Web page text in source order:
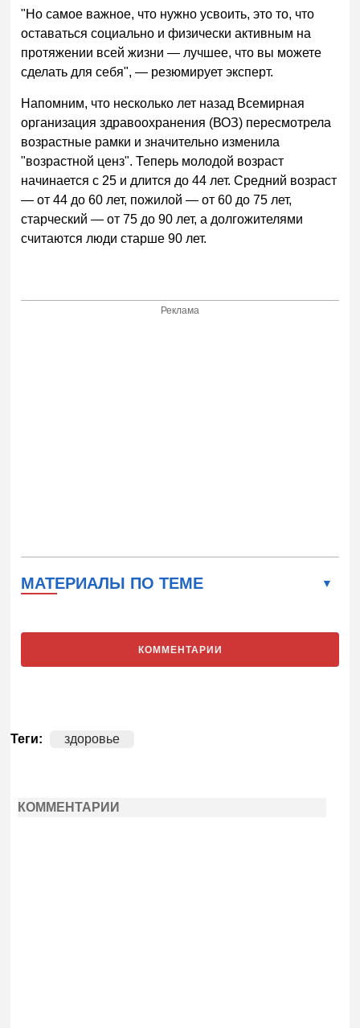
"Но самое важное, что нужно усвоить, это то, что
оставаться социально и физически активным на
протяжении всей жизни — лучшее, что вы можете
сделать для себя",— резюмирует эксперт.
Напомним, что несколько лет назад Всемирная
организация здравоохранения (ВОЗ) пересмотрела
возрастные рамки и значительно изменила
"возрастной ценз". Теперь молодой возраст
начинается с 25 и длится до 44 лет. Средний возраст
— от 44 до 60 лет, пожилой— от 60 до 75 лет,
старческий— от 75 до 90 лет, а долгожителями
считаются люди старше 90 лет.
Реклама
МАТЕРИАЛЫ ПО ТЕМЕ
КОММЕНТАРИИ
Теги: здоровье
КОММЕНТАРИИ